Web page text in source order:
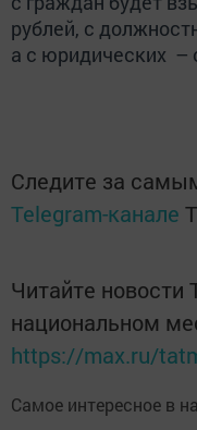
рублей, с
а с юридических –
Следите за
Telegram-канале
Читайте новости
национальном
https://max.ru/
Самое интересное в